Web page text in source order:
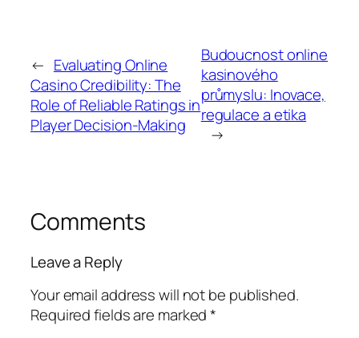
← Evaluating Online
Casino Credibility: The
Role of Reliable Ratings in
Player Decision-Making
Budoucnost online
kasinového
průmyslu: Inovace,
regulace a etika
→
Comments
Leave a Reply
Your email address will not be published.
Required fields are marked*